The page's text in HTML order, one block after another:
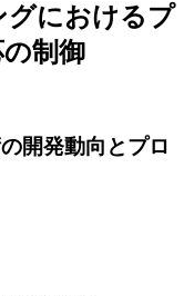
グにおけるプ
制御
開発動向とプロ